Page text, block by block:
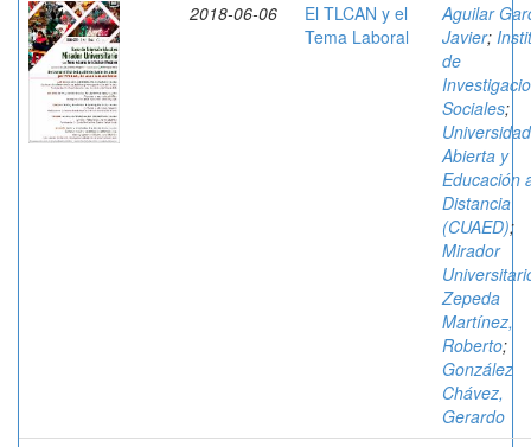
2018-06-06
El TLCAN y el
Tema Laboral
Aguilar
Javier;
de
Sociales;
Universidad
Abierta y
Educación
Distancia
(CUAED);
Mirador
Zepeda
Martínez,
Roberto;
González
Chávez,
Gerardo